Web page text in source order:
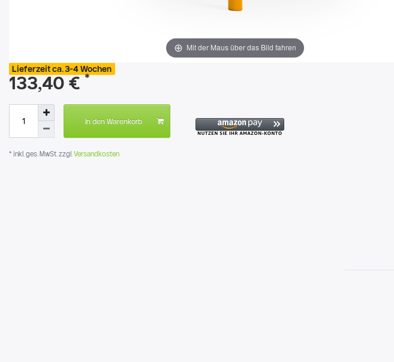
Mit der Maus über das Bild fahren
Lieferzeit ca. 3-4 Wochen
133,40 € *
In den Warenkorb
* inkl. ges. MwSt. zzgl. Versandkosten